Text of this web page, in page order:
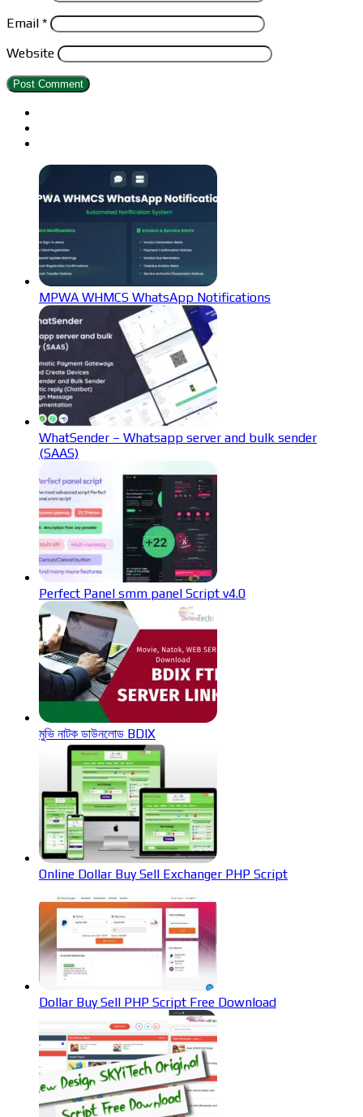
Email *
Website
MPWA WHMCS WhatsApp Notifications
WhatSender – Whatsapp server and bulk sender
(SAAS)
Perfect Panel smm panel Script v4.0
মুভি নাটক ডাউনলোড BDIX
Online Dollar Buy Sell Exchanger PHP Script
Dollar Buy Sell PHP Script Free Download